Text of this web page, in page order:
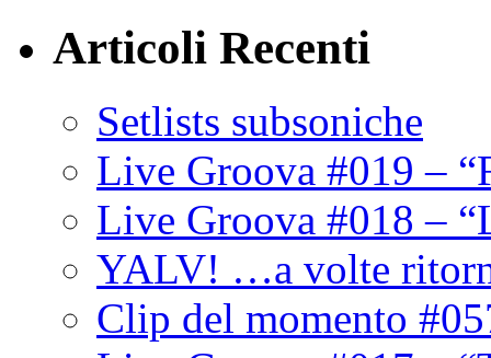
Articoli Recenti
Setlists subsoniche
Live Groova #019 –
Live Groova #018 –
YALV! …a volte
Clip del momento